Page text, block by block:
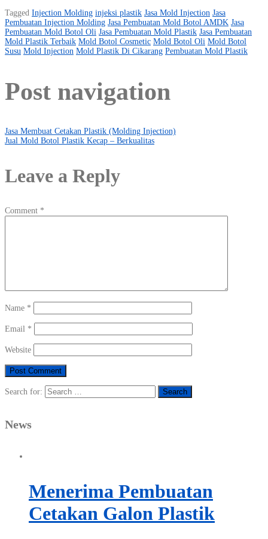
Tagged Injection Molding injeksi plastik Jasa Mold Injection Jasa
Pembuatan Injection Molding Jasa Pembuatan Mold Botol AMDK Jasa
Pembuatan Mold Botol Oli Jasa Pembuatan Mold Plastik Jasa Pembuatan
Mold Plastik Terbaik Mold Botol Cosmetic Mold Botol Oli Mold Botol
Susu Mold Injection Mold Plastik Di Cikarang Pembuatan Mold Plastik
Post navigation
Jasa Membuat Cetakan Plastik (Molding Injection)
Jual Mold Botol Plastik Kecap – Berkualitas
Leave a Reply
Comment *
Name *
Email *
Website
Search for:
News
Menerima Pembuatan
Cetakan Galon Plastik